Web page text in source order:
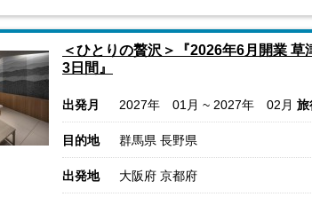
＜ひとりの贅沢＞『2026年6月開業
3日間』
出発月 2027年 01月 ~ 2027年 02月 旅
目的地 群馬県 長野県
出発地 大阪府 京都府